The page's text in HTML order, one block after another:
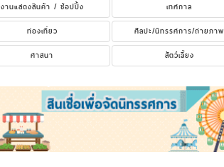
งานแสดงสินค้า / ช้อปปิ้ง เทศกาล
ท่องเที่ยว ศิลปะ/นิทรรศการ/ถ่ายภาพ
ศาสนา สัตว์เลี้ยง